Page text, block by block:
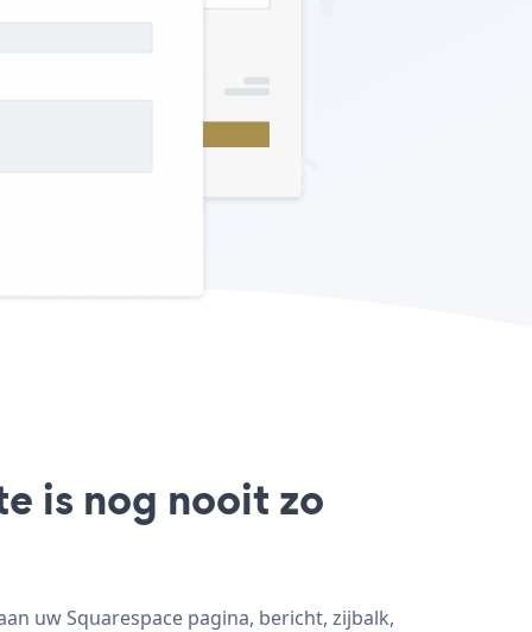
is nog nooit zo
uw Squarespace pagina, bericht, zijbalk,